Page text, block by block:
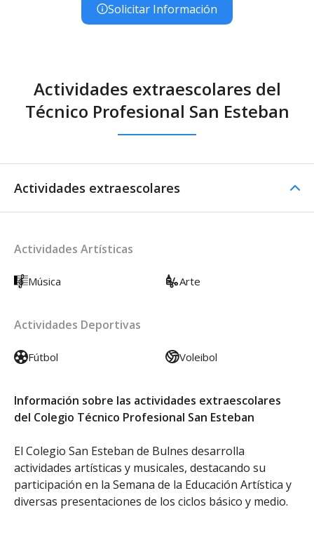
Solicitar Información
Actividades extraescolares del
Técnico Profesional San Esteban
Actividades extraescolares
Actividades Artísticas
Música Arte
Actividades Deportivas
Fútbol Voleibol
Información sobre las actividades extraescolares
del Colegio Técnico Profesional San Esteban
El Colegio San Esteban de Bulnes desarrolla
actividades artísticas y musicales, destacando su
participación en la Semana de la Educación Artística y
diversas presentaciones de los ciclos básico y medio.